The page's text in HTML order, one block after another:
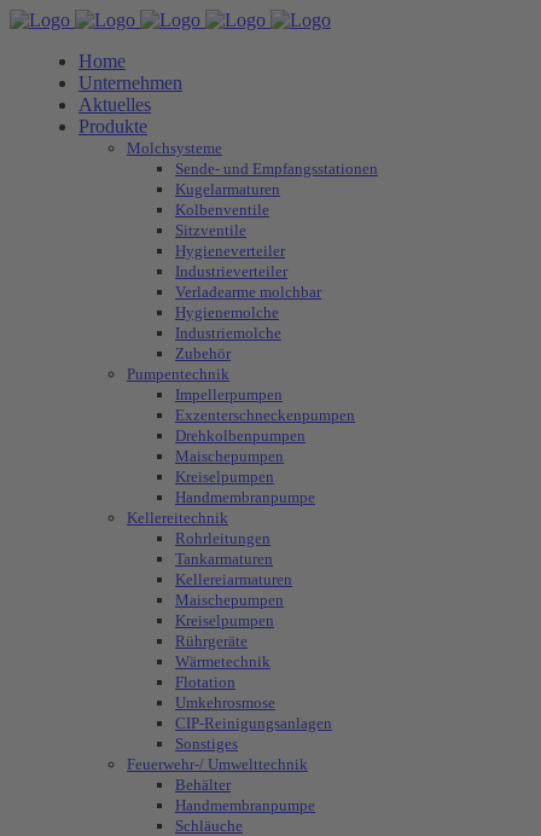
Home
Unternehmen
Aktuelles
Produkte
Molchsysteme
Sende- und Empfangsstationen
Kugelarmaturen
Kolbenventile
Sitzventile
Hygieneverteiler
Industrieverteiler
Verladearme molchbar
Hygienemolche
Industriemolche
Zubehör
Pumpentechnik
Impellerpumpen
Exzenterschneckenpumpen
Drehkolbenpumpen
Maischepumpen
Kreiselpumpen
Handmembranpumpe
Kellereitechnik
Rohrleitungen
Tankarmaturen
Kellereiarmaturen
Maischepumpen
Kreiselpumpen
Rührgeräte
Wärmetechnik
Flotation
Umkehrosmose
CIP-Reinigungsanlagen
Sonstiges
Feuerwehr-/ Umwelttechnik
Behälter
Handmembranpumpe
Schläuche